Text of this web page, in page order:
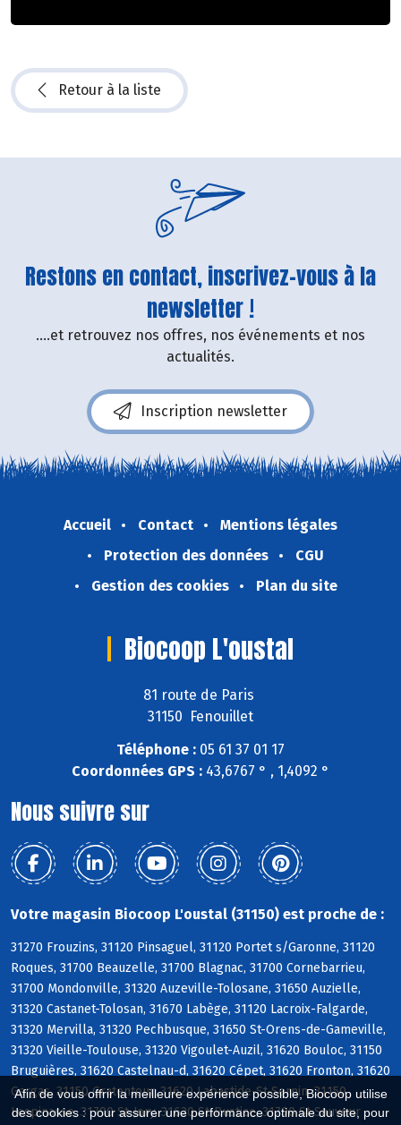
Afin de vous offrir la meilleure expérience possible, Biocoop utilise
des cookies : pour assurer une performance optimale du site, pour
Retour à la liste
Restons en contact, inscrivez-vous à la
newsletter !
....et retrouvez nos offres, nos événements et nos
actualités.
Inscription newsletter
Accueil Contact
Mentions légales
Protection des données
CGU
Gestion des cookies
Plan du site
Biocoop L'oustal
81 route de Paris
31150 Fenouillet
Téléphone : 05 61 37 01 17
Coordonnées GPS : 43,6767 ° , 1,4092 °
Nous suivre sur
Votre magasin Biocoop L'oustal (31150) est proche de :
31270 Frouzins, 31120 Pinsaguel, 31120 Portet s/Garonne, 31120
Roques, 31700 Beauzelle, 31700 Blagnac, 31700 Cornebarrieu,
31700 Mondonville, 31320 Auzeville-Tolosane, 31650 Auzielle,
31320 Castanet-Tolosan, 31670 Labège, 31120 Lacroix-Falgarde,
31320 Mervilla, 31320 Pechbusque, 31650 St-Orens-de-Gameville,
31320 Vieille-Toulouse, 31320 Vigoulet-Auzil, 31620 Bouloc, 31150
Bruguières, 31620 Castelnau-d, 31620 Cépet, 31620 Fronton, 31620
Gargas, 31150 Gratentour, 31620 Labastide-St-Sernin, 31150
Lespinasse, 31790 St-Jory, 31620 St-Rustice, 31790 St-Sauveur